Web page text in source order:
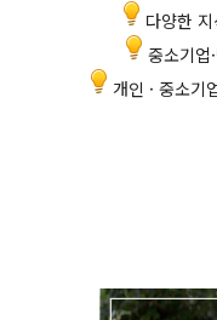
다양한
중소기업
개인 · 중소기